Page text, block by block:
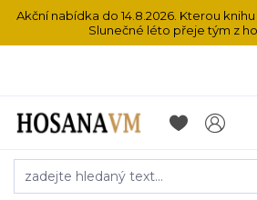
Akční nabídka do 14.8.2026. Kterou
Slunečné léto přeje tým z